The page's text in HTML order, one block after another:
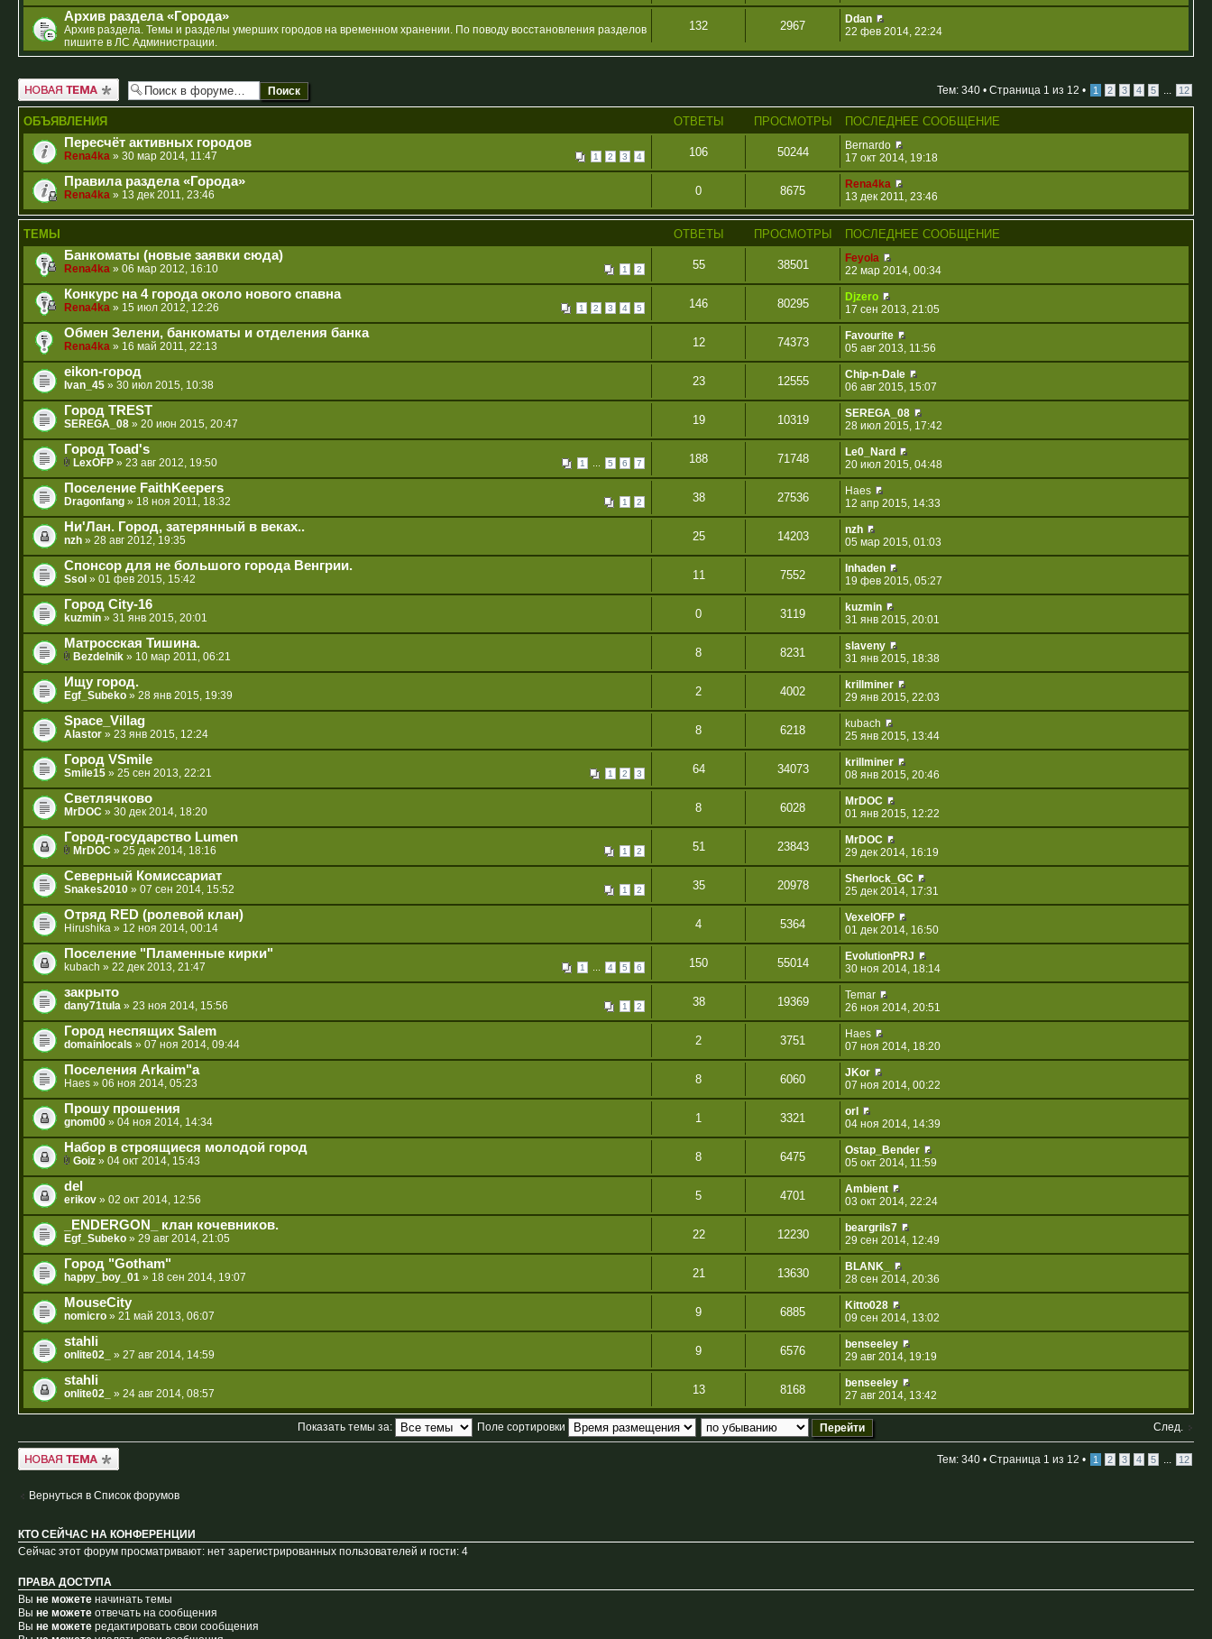
Архив раздела «Города»
Архив раздела. Темы и разделы умерших городов на временном хранении. По поводу восстановления разделов
пишите в ЛС Администрации.
132 2967
Ddan
22 фев 2014, 22:24
Новая тема Тем: 340 • Страница 1 из 12 • 1 2 3 4 5 ... 12
ОБЪЯВЛЕНИЯ ОТВЕТЫ ПРОСМОТРЫ ПОСЛЕДНЕЕ СООБЩЕНИЕ
Пересчёт активных городов
1 2 3 4
Rena4ka » 30 мар 2014, 11:47 106 50244
Bernardo
17 окт 2014, 19:18
Правила раздела «Города»
Rena4ka » 13 дек 2011, 23:46 0 8675
Rena4ka
13 дек 2011, 23:46
ТЕМЫ ОТВЕТЫ ПРОСМОТРЫ ПОСЛЕДНЕЕ СООБЩЕНИЕ
Банкоматы (новые заявки сюда)
1 2
Rena4ka » 06 мар 2012, 16:10 55 38501
Feyola
22 мар 2014, 00:34
Конкурс на 4 города около нового спавна
1 2 3 4 5
Rena4ka » 15 июл 2012, 12:26 146 80295
Djzero
17 сен 2013, 21:05
Обмен Зелени, банкоматы и отделения банка
Rena4ka » 16 май 2011, 22:13 12 74373
Favourite
05 авг 2013, 11:56
eikon-город
Ivan_45 » 30 июл 2015, 10:38 23 12555
Chip-n-Dale
06 авг 2015, 15:07
Город TREST
SEREGA_08 » 20 июн 2015, 20:47 19 10319
SEREGA_08
28 июл 2015, 17:42
Город Toad's
1 5 6 7
LexOFP » 23 авг 2012, 19:50 188 71748
Le0_Nard
20 июл 2015, 04:48
Поселение FaithKeepers
1 2
Dragonfang » 18 ноя 2011, 18:32 38 27536
Haes
12 апр 2015, 14:33
Ни'Лан. Город, затерянный в веках..
nzh » 28 авг 2012, 19:35 25 14203
nzh
05 мар 2015, 01:03
Спонсор для не большого города Венгрии.
Ssol » 01 фев 2015, 15:42 11 7552
Inhaden
19 фев 2015, 05:27
Город City-16
kuzmin » 31 янв 2015, 20:01 0 3119
kuzmin
31 янв 2015, 20:01
Матросская Тишина.
Bezdelnik » 10 мар 2011, 06:21 8 8231
slaveny
31 янв 2015, 18:38
Ищу город.
Egf_Subeko » 28 янв 2015, 19:39 2 4002
krillminer
29 янв 2015, 22:03
Space_Villag
Alastor » 23 янв 2015, 12:24 8 6218
kubach
25 янв 2015, 13:44
Город VSmile
1 2 3
Smile15 » 25 сен 2013, 22:21 64 34073
krillminer
08 янв 2015, 20:46
Светлячково
MrDOC » 30 дек 2014, 18:20 8 6028
MrDOC
01 янв 2015, 12:22
Город-государство Lumen
1 2
MrDOC » 25 дек 2014, 18:16 51 23843
MrDOC
29 дек 2014, 16:19
Северный Комиссариат
1 2
Snakes2010 » 07 сен 2014, 15:52 35 20978
Sherlock_GC
25 дек 2014, 17:31
Отряд RED (ролевой клан)
Hirushika » 12 ноя 2014, 00:14 4 5364
VexelOFP
01 дек 2014, 16:50
Поселение "Пламенные кирки"
1 4 5 6
kubach » 22 дек 2013, 21:47 150 55014
EvolutionPRJ
30 ноя 2014, 18:14
закрыто
1 2
dany71tula » 23 ноя 2014, 15:56 38 19369
Temar
26 ноя 2014, 20:51
Город неспящих Salem
domainlocals » 07 ноя 2014, 09:44 2 3751
Haes
07 ноя 2014, 18:20
Поселения Arkaim"а
Haes » 06 ноя 2014, 05:23 8 6060
JKor
07 ноя 2014, 00:22
Прошу прошения
gnom00 » 04 ноя 2014, 14:34 1 3321
orI
04 ноя 2014, 14:39
Набор в строящиеся молодой город
Goiz » 04 окт 2014, 15:43 8 6475
Ostap_Bender
05 окт 2014, 11:59
del
erikov » 02 окт 2014, 12:56 5 4701
Ambient
03 окт 2014, 22:24
_ENDERGON_ клан кочевников.
Egf_Subeko » 29 авг 2014, 21:05 22 12230
beargrils7
29 сен 2014, 12:49
Город "Gotham"
happy_boy_01 » 18 сен 2014, 19:07 21 13630
BLANK_
28 сен 2014, 20:36
MouseCity
nomicro » 21 май 2013, 06:07 9 6885
Kitto028
09 сен 2014, 13:02
stahli
onlite02_ » 27 авг 2014, 14:59 9 6576
benseeley
29 авг 2014, 19:19
stahli
onlite02_ » 24 авг 2014, 08:57 13 8168
benseeley
27 авг 2014, 13:42
След.
Показать темы за: Поле сортировки
Новая тема Тем: 340 • Страница 1 из 12 • 1 2 3 4 5 ... 12
Вернуться в Список форумов
КТО СЕЙЧАС НА КОНФЕРЕНЦИИ
Сейчас этот форум просматривают: нет зарегистрированных пользователей и гости: 4
ПРАВА ДОСТУПА
Вы не можете начинать темы
Вы не можете отвечать на сообщения
Вы не можете редактировать свои сообщения